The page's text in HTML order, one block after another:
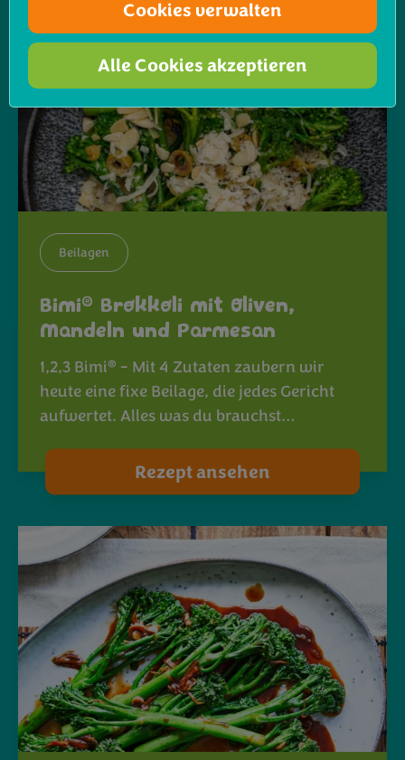
Beilagen
Bimi® Brokkoli mit Oliven,
Mandeln und Parmesan
1,2,3 Bimi® - Mit 4 Zutaten zaubern wir
heute eine fixe Beilage, die jedes Gericht
aufwertet. Alles was du brauchst…
Rezept ansehen
Cookies verwalten
Alle Cookies akzeptieren